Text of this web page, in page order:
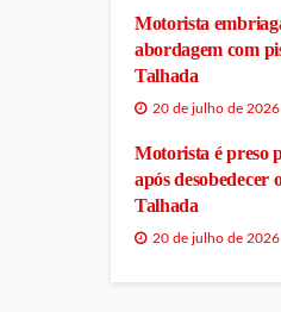
Motorista
abordagem com
Talhada
20 de julho de 2026
Motorista é preso
após desobedecer
Talhada
20 de julho de 2026